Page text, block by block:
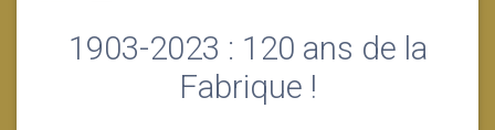
1903-2023 : 120 ans de la
Fabrique !